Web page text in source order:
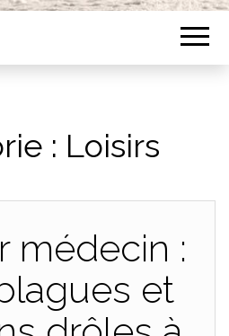
: Loisirs
médecin :
et